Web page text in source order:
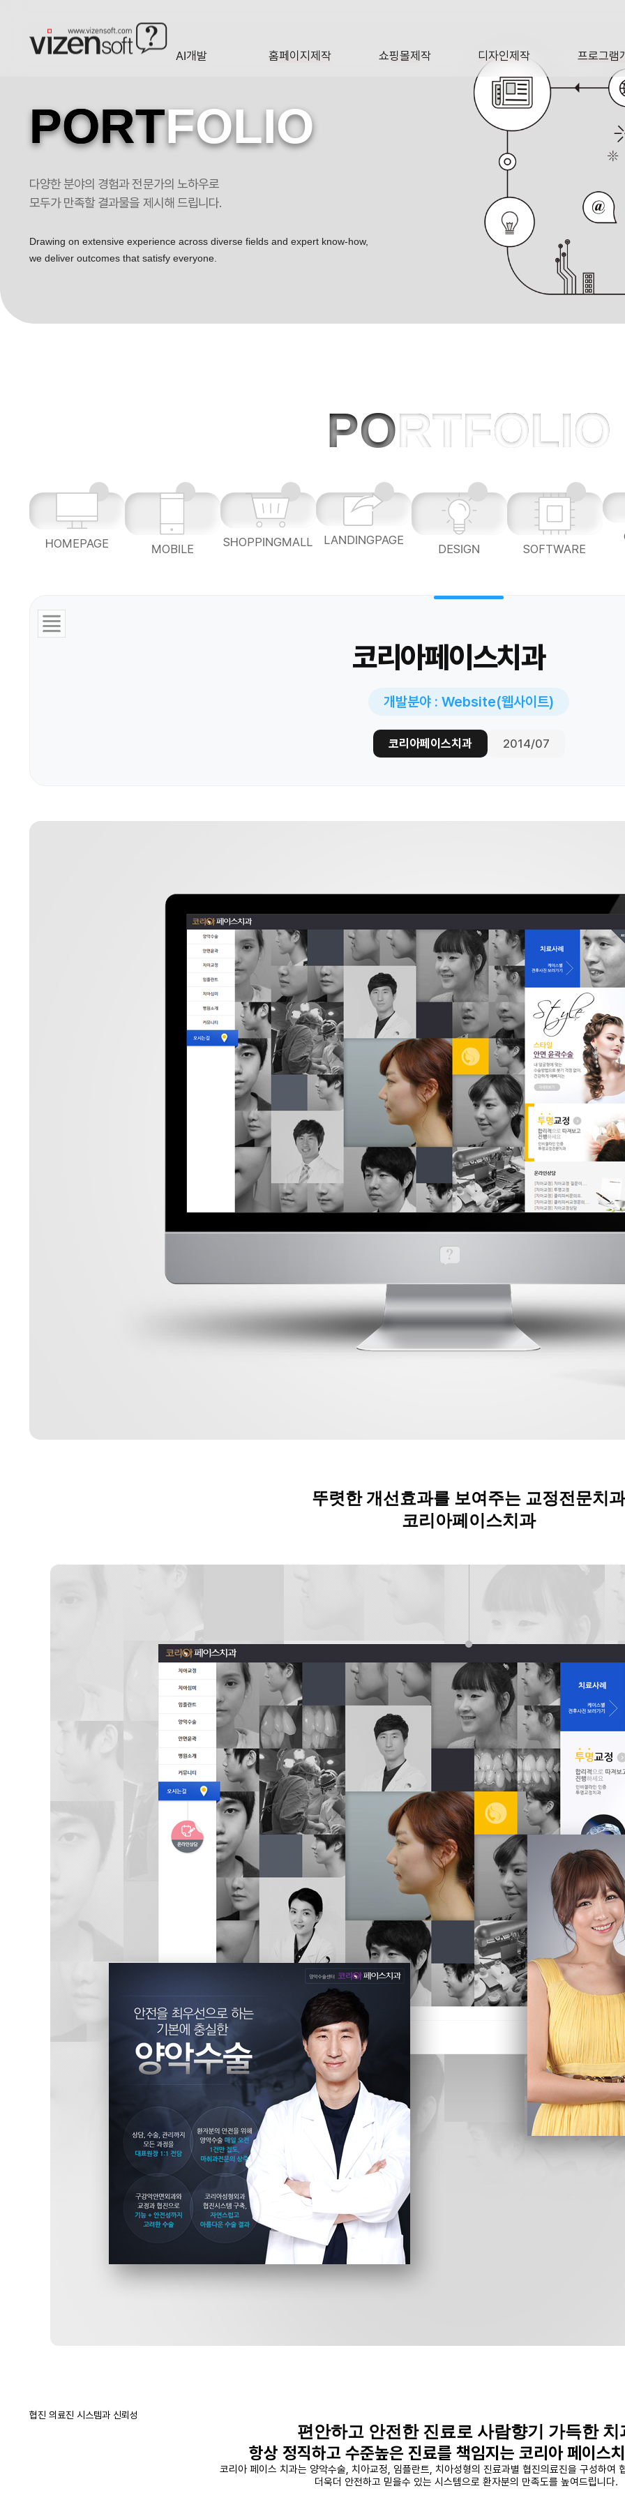
AI개발 홈페이지제작 쇼핑몰제작 디자인제작
DESIGN
프로그램
코리아페이스치과 포트폴리오
PORTFOLIO
다양한 분야의 경험과 전문가의 노하우로
모두가 만족할 결과물을 제시해 드립니다.
Drawing on extensive experience across diverse fields and expert know-how,
we deliver outcomes that satisfy everyone.
PORTFOLIO
HOMEPAGE MOBILE SHOPPINGMALL LANDINGPAGE
DESIGN SOFTWARE
코리아페이스치과
개발분야 : Website(웹사이트)
코리아페이스치과 2014/07
뚜렷한 개선효과를 보여주는 교정전문치과
코리아페이스치과
협진 의료진 시스템과 신뢰성
편안하고 안전한 진료로 사람향기 가득한 치
항상 정직하고 수준높은 진료를 책임지는 코리아 페이스
코리아 페이스 치과는 양악수술, 치아교정, 임플란트, 치아성형의 진료과별 협진의료진을 구성하여
더욱더 안전하고 믿을수 있는 시스템으로 환자분의 만족도를 높여드립니다.